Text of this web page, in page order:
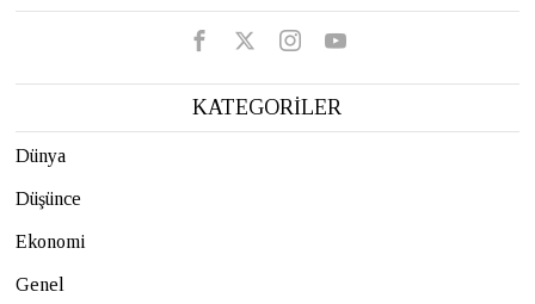
KATEGORİLER
Dünya
Düşünce
Ekonomi
Genel